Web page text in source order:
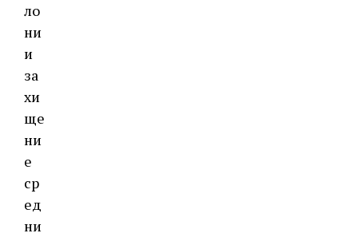
ло
ни
и
за
хи
ще
ни
е
ср
ед
ни